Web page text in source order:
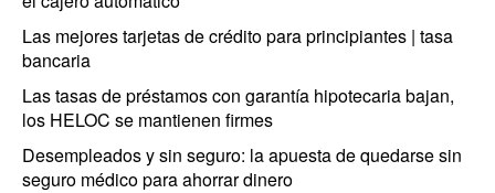
Las mejores tarjetas de crédito para principiantes | tasa
bancaria
Las tasas de préstamos con garantía hipotecaria bajan,
los HELOC se mantienen firmes
Desempleados y sin seguro: la apuesta de quedarse sin
seguro médico para ahorrar dinero